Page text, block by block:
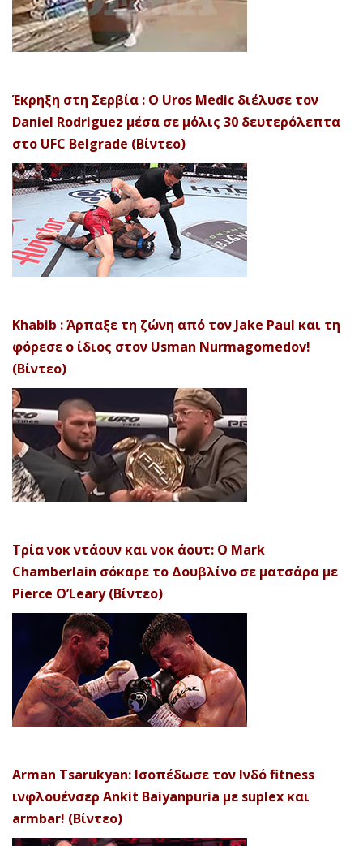
Έκρηξη στη Σερβία : Ο Uros Medic διέλυσε τον
Daniel Rodriguez μέσα σε μόλις 30 δευτερόλεπτα
στο UFC Belgrade (Βίντεο)
Khabib : Άρπαξε τη ζώνη από τον Jake Paul και τη
φόρεσε ο ίδιος στον Usman Nurmagomedov!
(Βίντεο)
Τρία νοκ ντάουν και νοκ άουτ: Ο Mark
Chamberlain σόκαρε το Δουβλίνο σε ματσάρα με
Pierce O’Leary (Βίντεο)
Arman Tsarukyan: Ισοπέδωσε τον Ινδό fitness
ινφλουένσερ Ankit Baiyanpuria με suplex και
armbar! (Βίντεο)